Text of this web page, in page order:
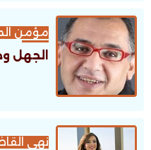
مؤمن
الجهل
نهى